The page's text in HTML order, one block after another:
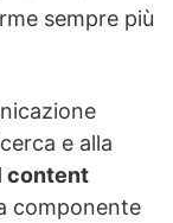
sempre più
e alla
content
componente